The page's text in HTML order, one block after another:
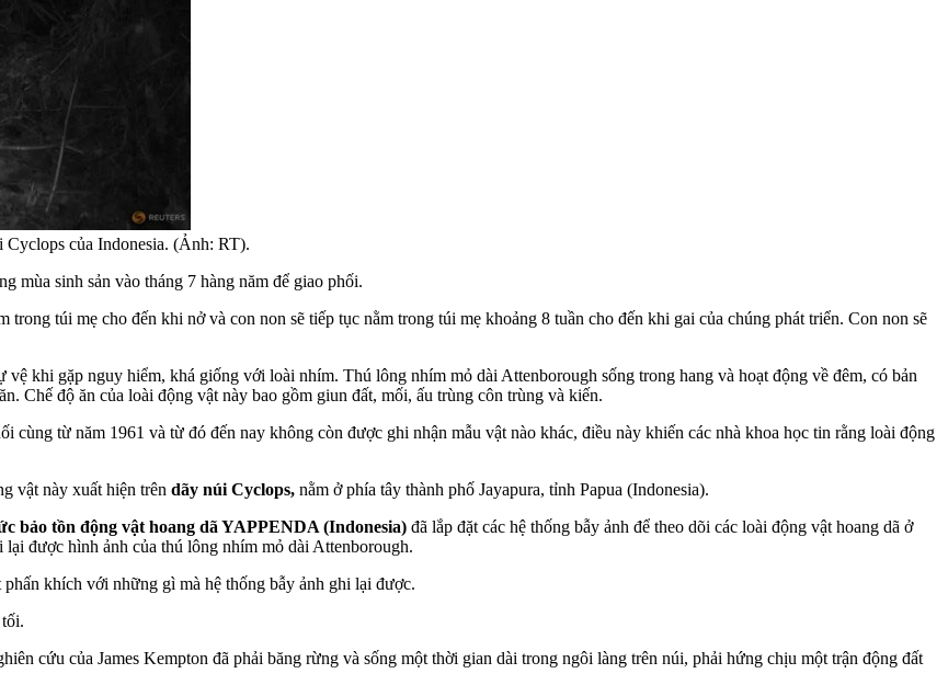
của Indonesia. (Ảnh: RT).
mùa sinh sản vào tháng 7 hàng năm để giao phối.
trong túi mẹ cho đến khi nở và con non sẽ tiếp tục nằm trong túi mẹ khoảng 8 tuần cho đến khi gai của chúng phát triển. Con non sẽ
vệ khi gặp nguy hiểm, khá giống với loài nhím. Thú lông nhím mỏ dài Attenborough sống trong hang và hoạt động về đêm, có bản
Chế độ ăn của loài động vật này bao gồm giun đất, mối, ấu trùng côn trùng và kiến.
từ năm 1961 và từ đó đến nay không còn được ghi nhận mẫu vật nào khác, điều này khiến các nhà khoa học tin rằng loài động
vật này xuất hiện trên dãy núi Cyclops, nằm ở phía tây thành phố Jayapura, tỉnh Papua (Indonesia).
bảo tồn động vật hoang dã YAPPENDA (Indonesia) đã lắp đặt các hệ thống bẫy ảnh để theo dõi các loài động vật hoang dã ở
được hình ảnh của thú lông nhím mỏ dài Attenborough.
khích với những gì mà hệ thống bẫy ảnh ghi lại được.
cứu của James Kempton đã phải băng rừng và sống một thời gian dài trong ngôi làng trên núi, phải hứng chịu một trận động đất